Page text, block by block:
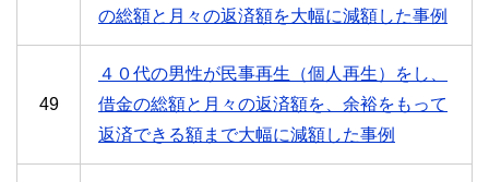
の総額と月々の返済額を大幅に減額した事例
49
４０代の男性が民事再生（個人再生）をし、
借金の総額と月々の返済額を、余裕をもって
返済できる額まで大幅に減額した事例